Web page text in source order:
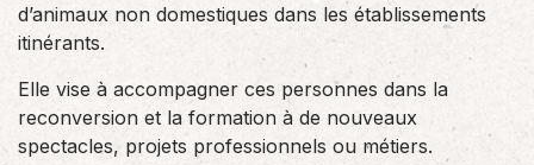
d’animaux non domestiques dans les établissements
itinérants.
Elle vise à accompagner ces personnes dans la
reconversion et la formation à de nouveaux
spectacles, projets professionnels ou métiers.